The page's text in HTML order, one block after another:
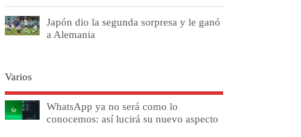
Japón dio la segunda sorpresa y le ganó
a Alemania
Varios
WhatsApp ya no será como lo
conocemos: así lucirá su nuevo aspecto